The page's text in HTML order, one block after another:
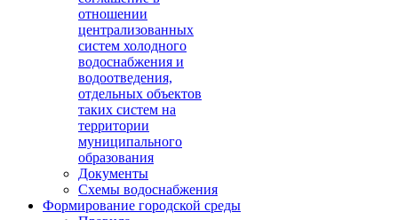
отношении
централизованных
систем холодного
водоснабжения и
водоотведения,
отдельных объектов
таких систем на
территории
муниципального
образования
Документы
Схемы водоснабжения
Формирование городской среды